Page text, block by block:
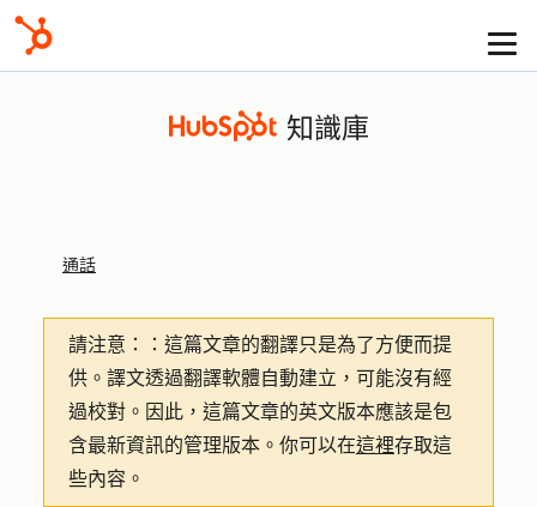
知識庫
通話
請注意：
：這篇文章的翻譯只是為了方便而提
供。譯文透過翻譯軟體自動建立，可能沒有經
過校對。因此，這篇文章的英文版本應該是包
含最新資訊的管理版本。你可以在這裡存取這
些內容。